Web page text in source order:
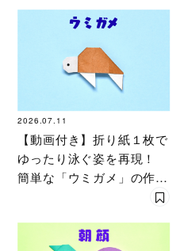
2026.07.11
【動画付き】折り紙１枚で
ゆったり泳ぐ姿を再現！
簡単な「ウミガメ」の作り